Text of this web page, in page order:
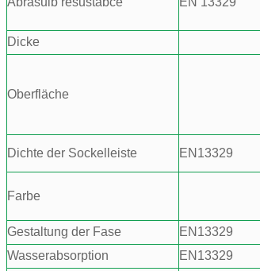
Dicke
Oberfläche
Dichte der Sockelleiste
EN13329
Farbe
Gestaltung der Fase
EN13329
Wasserabsorption
EN13329